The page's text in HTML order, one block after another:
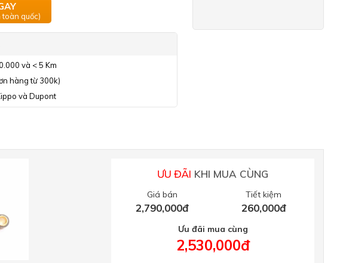
quốc)
và < 5 Km
hàng từ 300k)
và Dupont
ƯU ĐÃI KHI MUA CÙNG
Giá bán
2,790,000đ
Tiết kiệm
260,000đ
Ưu đãi mua cùng
2,530,000đ